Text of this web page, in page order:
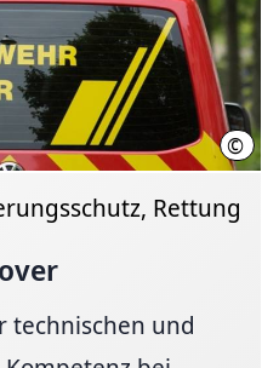
©
Rettung
technischen und